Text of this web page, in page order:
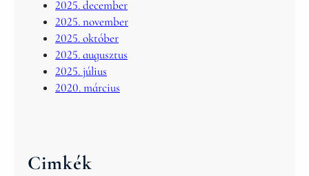
2025. december
2025. november
2025. október
2025. augusztus
2025. július
2020. március
Cimkék